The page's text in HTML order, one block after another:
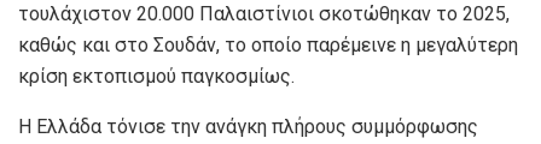
τουλάχιστον 20.000 Παλαιστίνιοι σκοτώθηκαν το 2025,
καθώς και στο Σουδάν, το οποίο παρέμεινε η μεγαλύτερη
κρίση εκτοπισμού παγκοσμίως.
Η Ελλάδα τόνισε την ανάγκη πλήρους συμμόρφωσης